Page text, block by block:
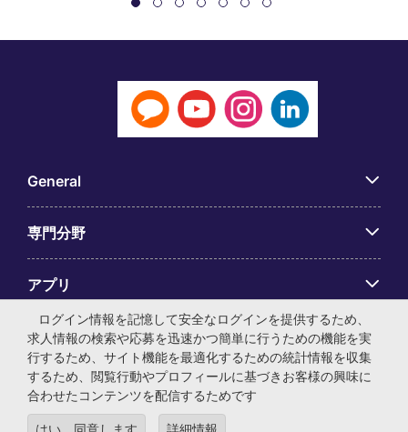
General
専門分野
アプリ
Employer Centre
ログイン情報を記憶して安全なログインを提供するため、
求人情報の検索や応募を迅速かつ簡単に行うための機能を実
行するため、サイト機能を最適化するための統計情報を収集
するため、閲覧行動やプロフィールに基づきお客様の興味に
合わせたコンテンツを配信するためです
はい、同意します 詳細情報